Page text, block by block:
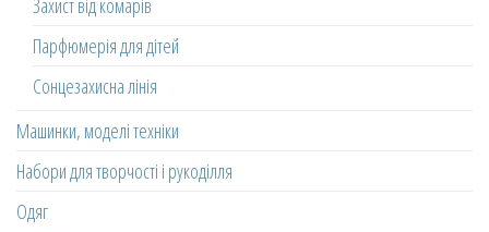
Захист від комарів
Парфюмерія для дітей
Сонцезахисна лінія
Машинки, моделі техніки
Набори для творчості і рукоділля
Одяг